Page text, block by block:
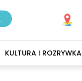
KULTURA I ROZRYWKA